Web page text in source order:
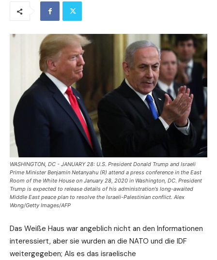
WASHINGTON, DC - JANUARY 28: U.S. President Donald Trump and Israeli
Prime Minister Benjamin Netanyahu (R) attend a press conference in the East
Room of the White House on January 28, 2020 in Washington, DC. President
Trump is expected to release details of his administration's long-awaited
Middle East peace plan to resolve the Israeli-Palestinian conflict. Alex
Wong/Getty Images/AFP
Das Weiße Haus war angeblich nicht an den Informationen
interessiert, aber sie wurden an die NATO und die IDF
weitergegeben; Als es das israelische